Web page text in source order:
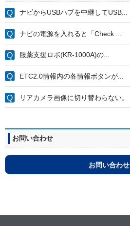
ナビからUSBハブを中継してUSB...
ナビの電源を入れると「Check ...
服薬支援ロボ(KR-1000A)の...
ETC2.0情報内の各情報ボタンが...
リアカメラ画像に切り替わらない。
お問い合わせ
お問い合わせ